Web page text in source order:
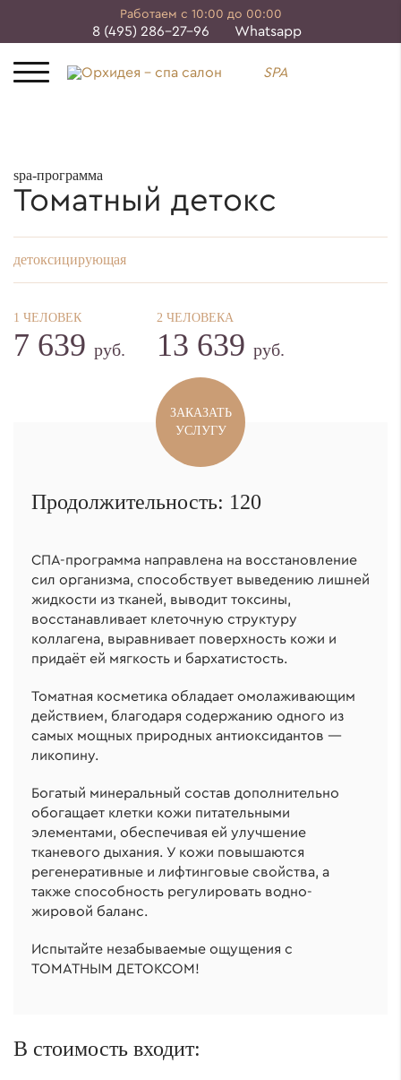
Работаем с 10:00 до 00:00
8 (495) 286-27-96 Whatsapp
SPA
spa-программа
Томатный детокс
детоксицирующая
1 ЧЕЛОВЕК
7 639 руб.
2 ЧЕЛОВЕКА
13 639 руб.
Продолжительность: 120
СПА-программа направлена на восстановление
сил организма, способствует выведению лишней
жидкости из тканей, выводит токсины,
восстанавливает клеточную структуру
коллагена, выравнивает поверхность кожи и
придаёт ей мягкость и бархатистость.
Томатная косметика обладает омолаживающим
действием, благодаря содержанию одного из
самых мощных природных антиоксидантов —
ликопину.
Богатый минеральный состав дополнительно
обогащает клетки кожи питательными
элементами, обеспечивая ей улучшение
тканевого дыхания. У кожи повышаются
регенеративные и лифтинговые свойства, а
также способность регулировать водно-
жировой баланс.
Испытайте незабываемые ощущения с
ТОМАТНЫМ ДЕТОКСОМ!
ЗАКАЗАТЬ
УСЛУГУ
В стоимость входит: